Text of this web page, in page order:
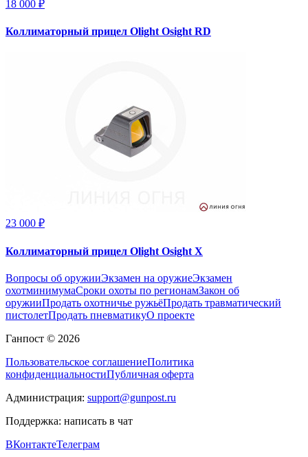
18 000 ₽
Коллиматорный прицел Olight Osight RD
23 000 ₽
Коллиматорный прицел Olight Osight X
Вопросы об оружииЭкзамен на оружиеЭкзамен
охотминимумаСроки охоты по регионамЗакон об
оружииПродать охотничье ружьёПродать травматический
пистолетПродать пневматикуО проекте
Ганпост © 2026
Пользовательское соглашениеПолитика
конфиденциальностиПубличная оферта
Администрация: support@gunpost.ru
Поддержка: написать в чат
ВКонтактеТелеграм